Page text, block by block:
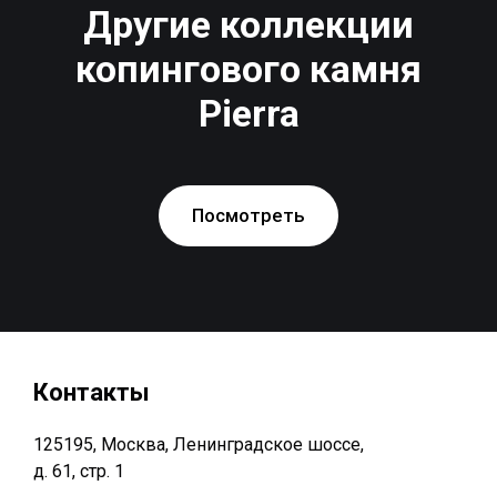
Другие коллекции
копингового камня
Pierra
Посмотреть
Контакты
125195, Москва, Ленинградское шоссе,
д. 61, стр. 1